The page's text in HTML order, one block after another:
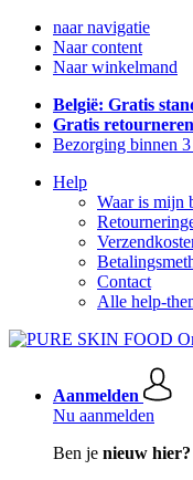
naar navigatie
Naar content
Naar winkelmand
België: Gratis
Gratis retourneren
Bezorging binnen
Help
Waar is mijn
Contact
Alle help-
Aanmelden
Nu aanmelden
Ben je nieuw hier?